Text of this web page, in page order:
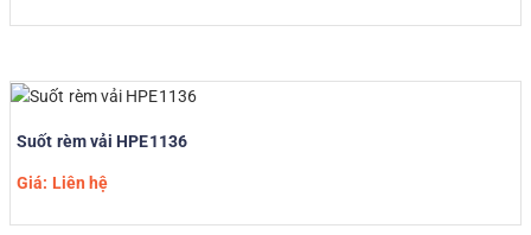
Suốt rèm vải HPE1136
Giá: Liên hệ